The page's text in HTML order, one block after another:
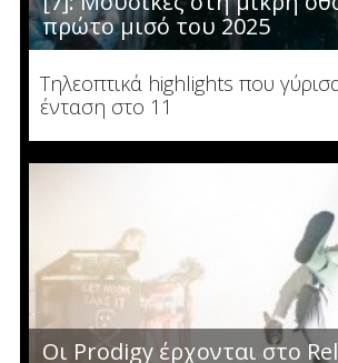
πρώτο μισό του 2025
Τηλεοπτικά highlights που
ένταση στο 11
Οι Prodigy έρχονται στο